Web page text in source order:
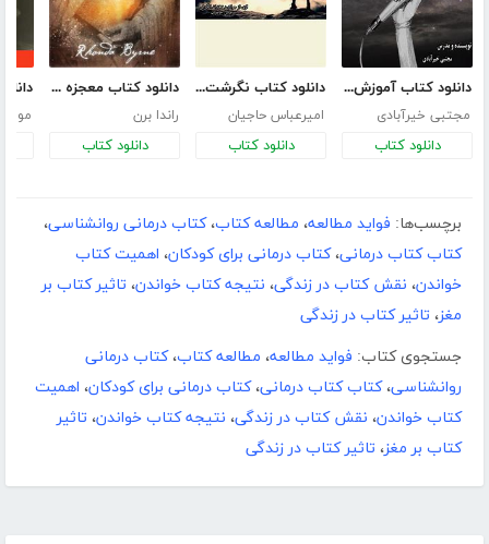
دانلود کتاب آموزش فن بیان و صداسازی
مجتبی خیرآبادی
دانلود کتاب
دانلود کتاب نگرشت را تغییر بده تا زندگی‌ات تغییر کند
امیرعباس حاجیان
دانلود کتاب
دانلود کتاب معجزه شکرگزاری (جادو)
راندا برن
دانلود کتاب
برچسب‌ها: فواید مطالعه، مطالعه کتاب،کتاب درمانی روانشناسی،
کتاب کتاب درمانی،کتاب درمانی برای کودکان، اهمیت کتاب
خواندن، نقش کتاب در زندگی، نتیجه کتاب خواندن، تاثیر کتاب بر
مغز، تاثیر کتاب در زندگی
جستجوی کتاب: فواید مطالعه، مطالعه کتاب،کتاب درمانی
روانشناسی،کتاب کتاب درمانی،کتاب درمانی برای کودکان، اهمیت
کتاب خواندن، نقش کتاب در زندگی، نتیجه کتاب خواندن، تاثیر
کتاب بر مغز، تاثیر کتاب در زندگی